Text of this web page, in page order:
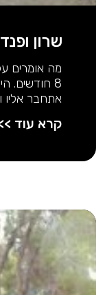
שרון
מה אומרים
8 חודשים.
אתחבר אליו
קרא עוד >>